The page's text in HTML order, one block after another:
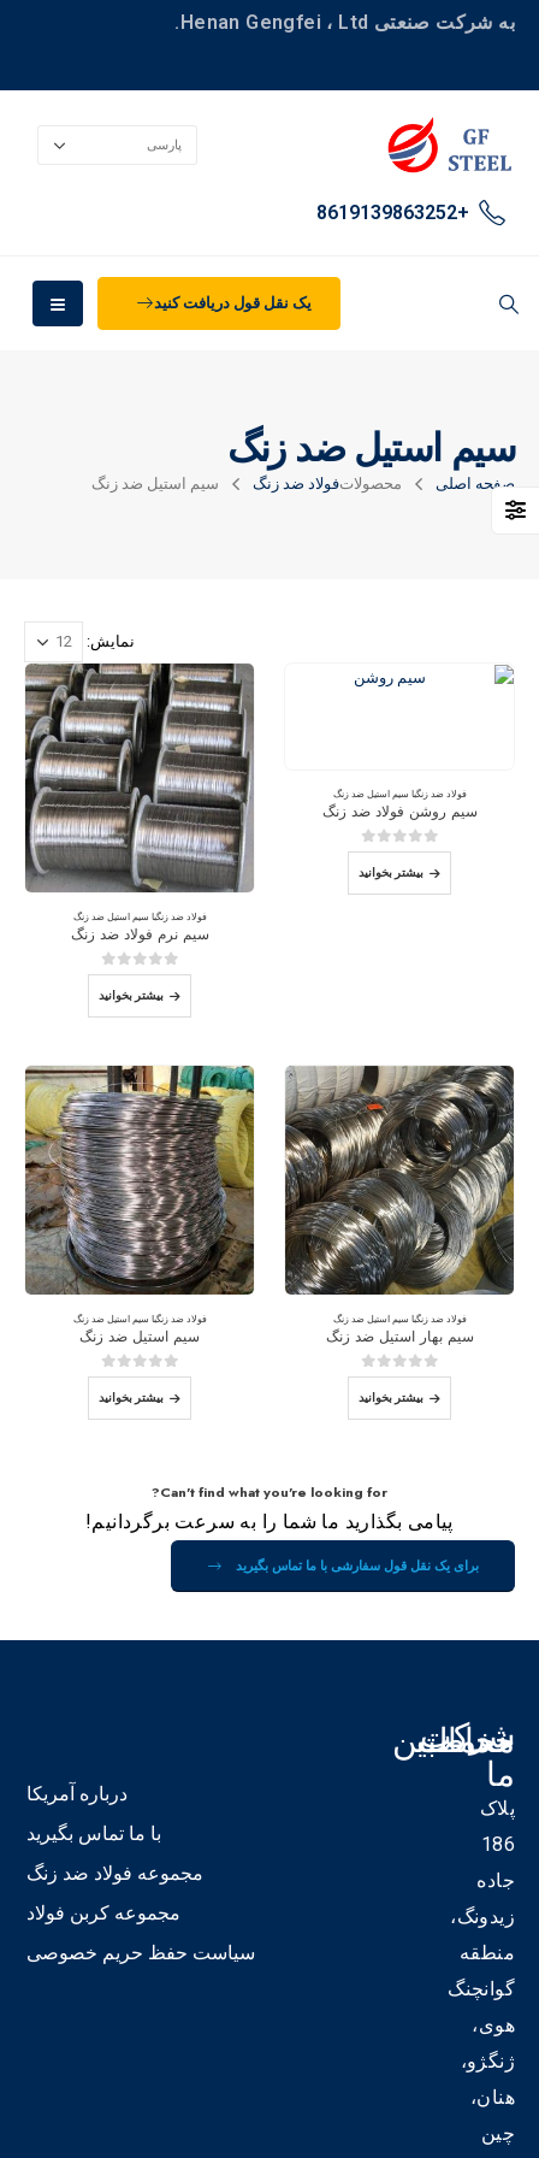
به شرکت صنعتی Henan Gengfei ، Ltd.
+8619139863252
یک نقل قول دریافت کنید
سیم استیل ضد زنگ
صفحه اصلی محصولاتفولاد ضد زنگ سیم استیل ضد زنگ
نمایش:
فولاد ضد زنگبا سیم استیل ضد زنگ
سیم روشن فولاد ضد زنگ
0از 5
بیشتر بخوانید
فولاد ضد زنگبا سیم استیل ضد زنگ
سیم نرم فولاد ضد زنگ
0از 5
بیشتر بخوانید
فولاد ضد زنگبا سیم استیل ضد زنگ
سیم بهار استیل ضد زنگ
0از 5
بیشتر بخوانید
فولاد ضد زنگبا سیم استیل ضد زنگ
سیم استیل ضد زنگ
0از 5
بیشتر بخوانید
Can't find what you're looking for?
پیامی بگذارید ما شما را به سرعت برگردانیم!
برای یک نقل قول سفارشی با ما تماس بگیرید
شرکت
پلاک
186
جاده
زیدونگ،
منطقه
گوانچنگ
هوی،
ژنگژو،
هنان،
چین
مخاطبین
ما
خدمات
درباره آمریکا
با ما تماس بگیرید
مجموعه فولاد ضد زنگ
مجموعه کربن فولاد
سیاست حفظ حریم خصوصی